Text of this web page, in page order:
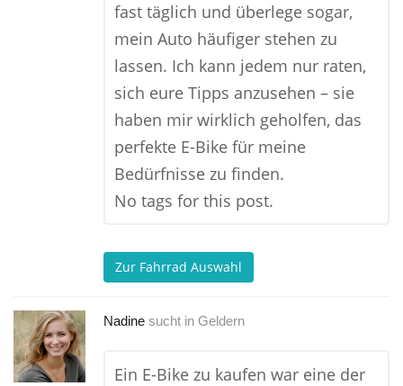
fast täglich und überlege sogar,
mein Auto häufiger stehen zu
lassen. Ich kann jedem nur raten,
sich eure Tipps anzusehen – sie
haben mir wirklich geholfen, das
perfekte E-Bike für meine
Bedürfnisse zu finden.
No tags for this post.
Zur Fahrrad Auswahl
Nadine sucht in Geldern
Ein E-Bike zu kaufen war eine der